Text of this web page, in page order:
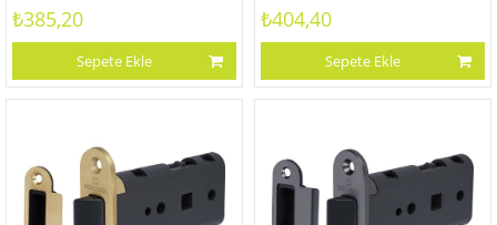
₺385,20
Sepete Ekle
₺404,40
Sepete Ekle